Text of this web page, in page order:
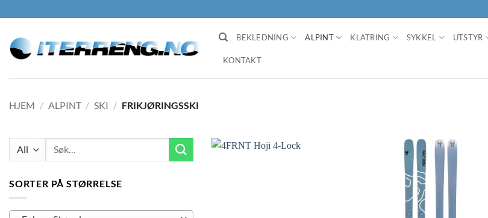
to
content
BEKLEDNING ALPINT KLATRING SYKKEL UTSTYR
KONTAKT
HJEM / ALPINT / SKI / FRIKJØRINGSSKI
Søk
SORTER PÅ STØRRELSE